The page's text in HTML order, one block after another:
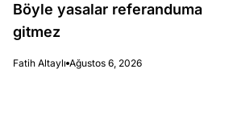
Böyle yasalar referanduma
gitmez
Fatih Altaylı Ağustos 6, 2026